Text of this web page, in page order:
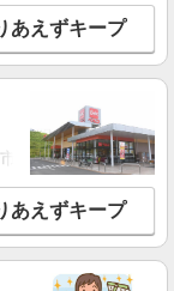
工場店 （茨城県土
細を見る
ト】
あえずキープ
・太田市・館林市
あえずキープ